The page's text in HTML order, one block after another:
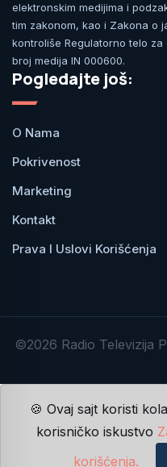
elektronskim medijima i
tim zakonom, kao i Zakona o
kontroliše Regulatorno telo
broj medija IN 000600.
Pogledajte još:
O Nama
Pokrivenost
Marketing
Kontakt
Prava I Uslovi Korišćenja
©2026 Radio Televizija
🍪 Ovaj sajt koristi
korisničko iskustvo
korišćenja.